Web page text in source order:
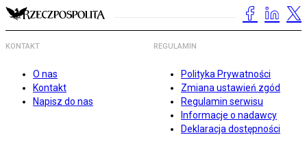
KONTAKT
O nas
Kontakt
Napisz do nas
REGULAMIN
Polityka Prywatności
Zmiana ustawień zgód
Regulamin serwisu
Informacje o nadawcy
Deklaracja dostępności